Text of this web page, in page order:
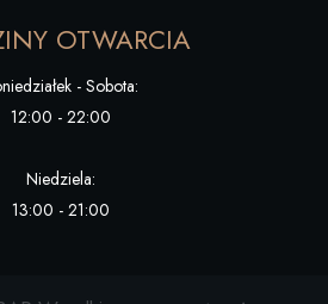
OTWARCIA
- Sobota:
12:00 - 22:00
Niedziela:
13:00 - 21:00